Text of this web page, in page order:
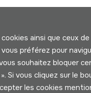
ainsi que ceux
préférez pour
souhaitez bloquer
Si vous cliquez sur le
les cookies